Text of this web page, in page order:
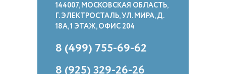
144007, МОСКОВСКАЯ ОБЛАСТЬ,
Г. ЭЛЕКТРОСТАЛЬ, УЛ. МИРА, Д.
18А, 1 ЭТАЖ, ОФИС 204
8 (499) 755-69-62
8 (925) 329-26-26